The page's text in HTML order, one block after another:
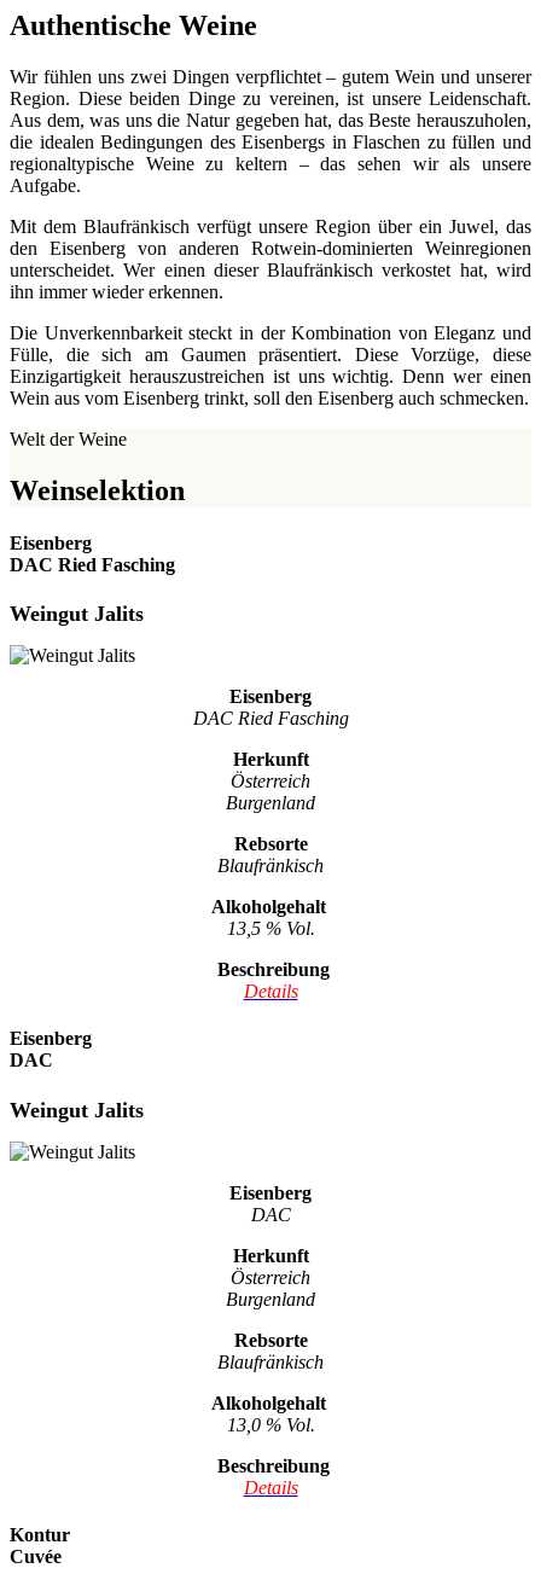
Authentische Weine
Wir fühlen uns zwei Dingen verpflichtet – gutem Wein und unserer
Region. Diese beiden Dinge zu vereinen, ist unsere Leidenschaft.
Aus dem, was uns die Natur gegeben hat, das Beste herauszuholen,
die idealen Bedingungen des Eisenbergs in Flaschen zu füllen und
regionaltypische Weine zu keltern – das sehen wir als unsere
Aufgabe.
Mit dem Blaufränkisch verfügt unsere Region über ein Juwel, das
den Eisenberg von anderen Rotwein-dominierten Weinregionen
unterscheidet. Wer einen dieser Blaufränkisch verkostet hat, wird
ihn immer wieder erkennen.
Die Unverkennbarkeit steckt in der Kombination von Eleganz und
Fülle, die sich am Gaumen präsentiert. Diese Vorzüge, diese
Einzigartigkeit herauszustreichen ist uns wichtig. Denn wer einen
Wein aus vom Eisenberg trinkt, soll den Eisenberg auch schmecken.
Welt der Weine
Weinselektion
Eisenberg
DAC Ried Fasching
Weingut Jalits
Eisenberg
DAC Ried Fasching
Herkunft
Österreich
Burgenland
Rebsorte
Blaufränkisch
Alkoholgehalt
13,5 % Vol.
Beschreibung
Details
Eisenberg
DAC
Weingut Jalits
Eisenberg
DAC
Herkunft
Österreich
Burgenland
Rebsorte
Blaufränkisch
Alkoholgehalt
13,0 % Vol.
Beschreibung
Details
Kontur
Cuvée